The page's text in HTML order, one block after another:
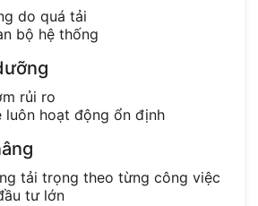
do quá tải
bộ hệ thống
rủi ro
luôn hoạt động ổn định
tải trọng theo từng công việc
tư lớn